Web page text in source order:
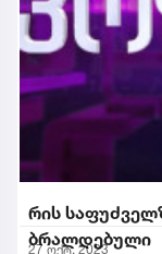
რის
ბრალდებული
27 ოქტ. 2023